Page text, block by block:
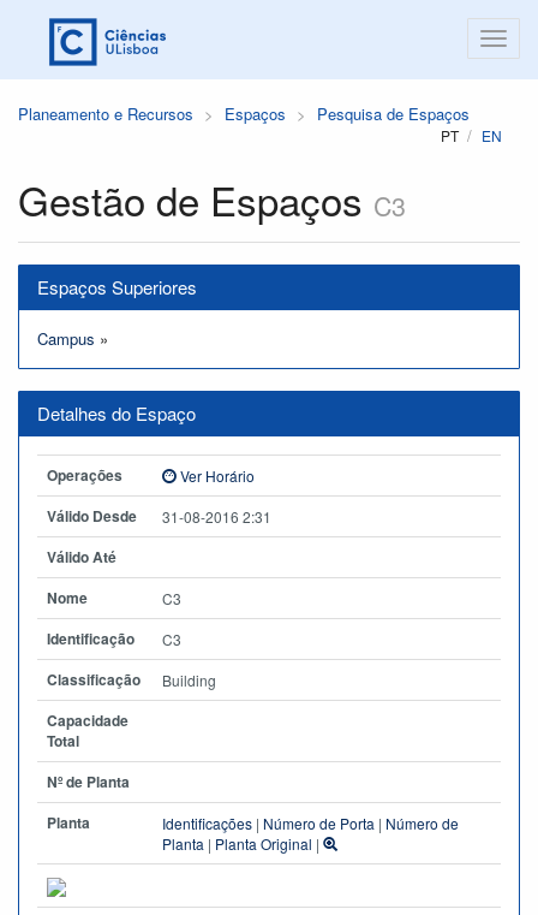
Planeamento e Recursos Espaços Pesquisa de Espaços
PT EN
Gestão de Espaços C3
Espaços Superiores
Campus »
Detalhes do Espaço
Operações Ver Horário
Válido Desde 31-08-2016 2:31
Válido Até
Nome
C3
Identificação C3
Classificação Building
Capacidade
Total
Nº de Planta
Planta
Identificações | Número de Porta | Número de
Planta | Planta Original |